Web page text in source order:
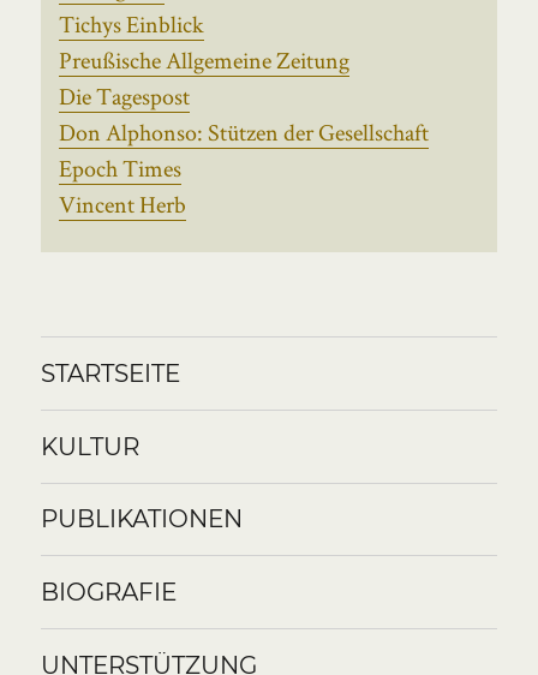
Tichys Einblick
Preußische Allgemeine Zeitung
Die Tagespost
Don Alphonso: Stützen der Gesellschaft
Epoch Times
Vincent Herb
STARTSEITE
KULTUR
PUBLIKATIONEN
BIOGRAFIE
UNTERSTÜTZUNG